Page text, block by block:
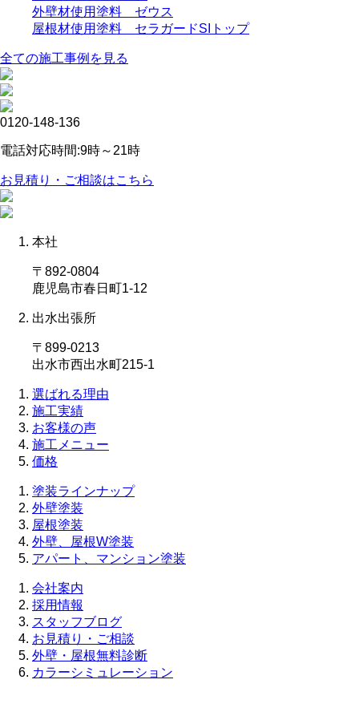
外壁材使用塗料 ゼウス
屋根材使用塗料 セラガードSIトップ
全ての施工事例を見る
0120-148-136
電話対応時間:9時～21時
お見積り・ご相談はこちら
本社
〒892-0804
鹿児島市春日町1-12
出水出張所
〒899-0213
出水市西出水町215-1
選ばれる理由
施工実績
お客様の声
施工メニュー
価格
塗装ラインナップ
外壁塗装
屋根塗装
外壁、屋根W塗装
アパート、マンション塗装
会社案内
採用情報
スタッフブログ
お見積り・ご相談
外壁・屋根無料診断
カラーシミュレーション